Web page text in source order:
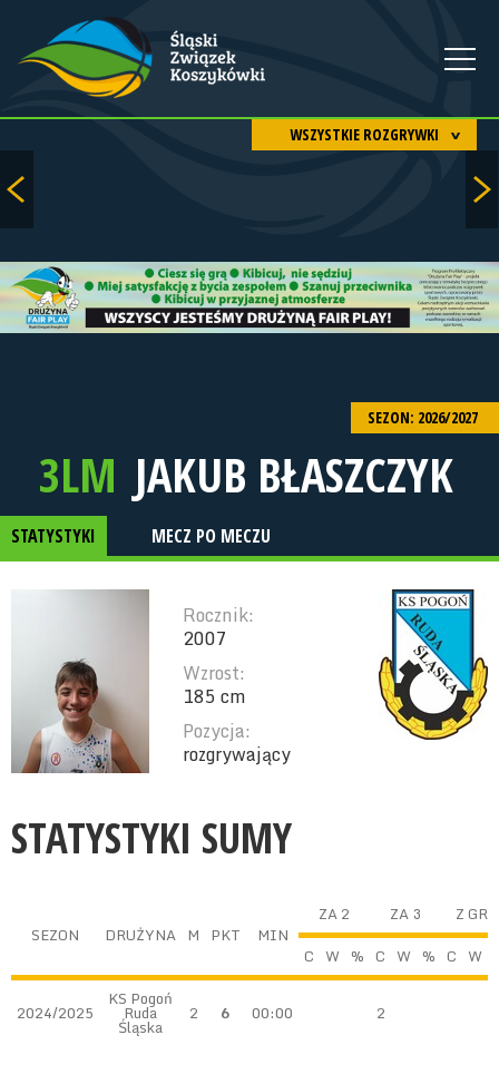
WSZYSTKIE ROZGRYWKI
SEZON: 2026/2027
3LM JAKUB BŁASZCZYK
STATYSTYKI MECZ PO MECZU
Rocznik:
2007
Wzrost:
185 cm
Pozycja:
rozgrywający
STATYSTYKI SUMY
SEZON DRUŻYNA M PKT MIN
ZA 2 ZA 3
Z GRY
C W % C W % C W
2024/2025
KS Pogoń
Ruda
Śląska
2 6 00:00 2